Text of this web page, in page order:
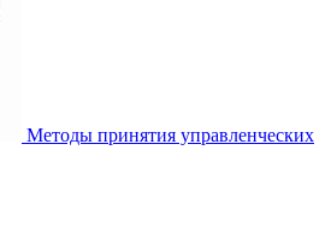
Методы принятия управленческих